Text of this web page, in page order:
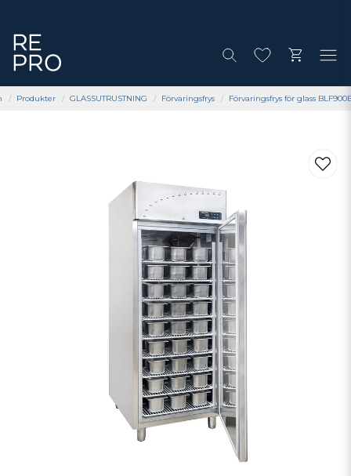
Produkter GLASSUTRUSTNING Förvaringsfrys Förvaringsfrys för glass